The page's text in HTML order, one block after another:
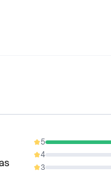
5
100%
4
0%
3
0%